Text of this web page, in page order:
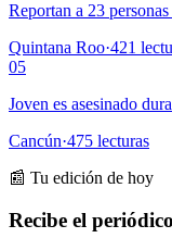
Reportan a 23
Quintana Roo·421
05
Joven es asesinado
Cancún·475 lecturas
📰 Tu edición de hoy
Recibe el